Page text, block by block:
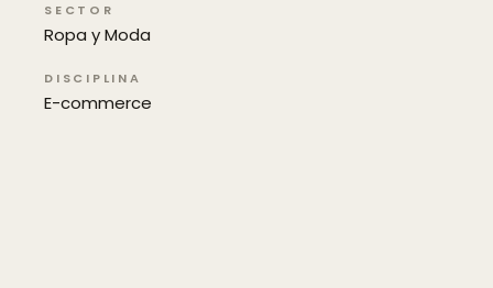
SECTOR
Ropa y Moda
DISCIPLINA
E-commerce